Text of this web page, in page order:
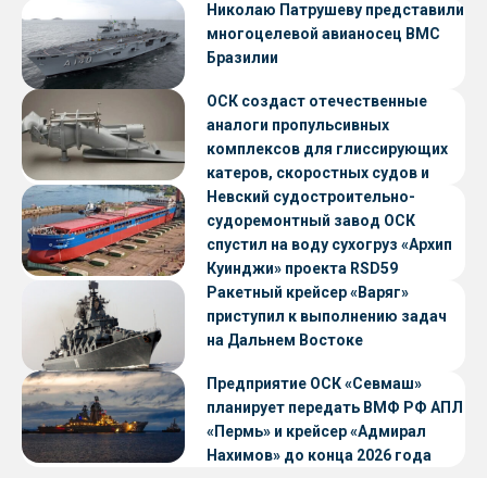
Николаю Патрушеву представили
многоцелевой авианосец ВМС
Бразилии
ОСК создаст отечественные
аналоги пропульсивных
комплексов для глиссирующих
катеров, скоростных судов и
судов с малой осадкой
Невский судостроительно-
судоремонтный завод ОСК
спустил на воду сухогруз «Архип
Куинджи» проекта RSD59
Ракетный крейсер «Варяг»
приступил к выполнению задач
на Дальнем Востоке
Предприятие ОСК «Севмаш»
планирует передать ВМФ РФ АПЛ
«Пермь» и крейсер «Адмирал
Нахимов» до конца 2026 года